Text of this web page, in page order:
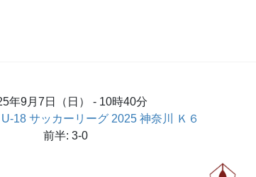
年9月7日（日） - 10時40分
18 サッカーリーグ 2025 神奈川 Ｋ６
前半: 3-0